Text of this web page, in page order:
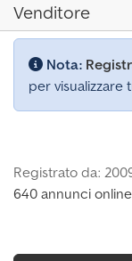
Venditore
Nota:
per visualizzare
Registrato da:
640 annunci online